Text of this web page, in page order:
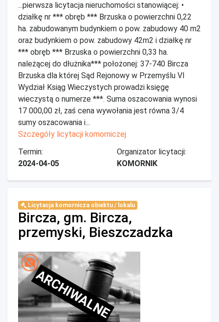
...pierwsza licytacja nieruchomości stanowiącej: •
działkę nr *** obręb *** Brzuska o powierzchni 0,22
ha. zabudowanym budynkiem o pow. zabudowy 40 m2
oraz budynkiem o pow. zabudowy 42m2 i działkę nr
*** obręb *** Brzuska o powierzchni 0,33 ha.
należącej do dłużnika*** położonej: 37-740 Bircza
Brzuska dla której Sąd Rejonowy w Przemyślu VI
Wydział Ksiąg Wieczystych prowadzi księgę
wieczystą o numerze ***. Suma oszacowania wynosi
17 000,00 zł, zaś cena wywołania jest równa 3/4
sumy oszacowania i...
Szczegóły licytacji komorniczej
Termin:
2024-04-05
Organizator licytacji:
KOMORNIK
Licytacja komornicza obiektu / lokalu
Bircza, gm. Bircza,
przemyski, Bieszczadzka
ARCHIWALNE